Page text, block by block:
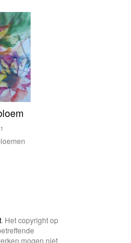
. Het copyright op
mogen niet